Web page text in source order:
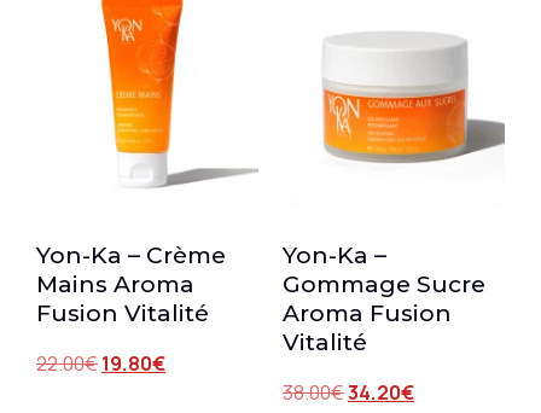
Yon-Ka – Crème
Mains Aroma
Fusion Vitalité
22.00€19.80€
Yon-Ka –
Gommage Sucre
Aroma Fusion
Vitalité
38.00€34.20€